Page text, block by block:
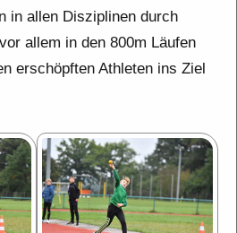
in allen Disziplinen durch
allem in den 800m Läufen
erschöpften Athleten ins Ziel